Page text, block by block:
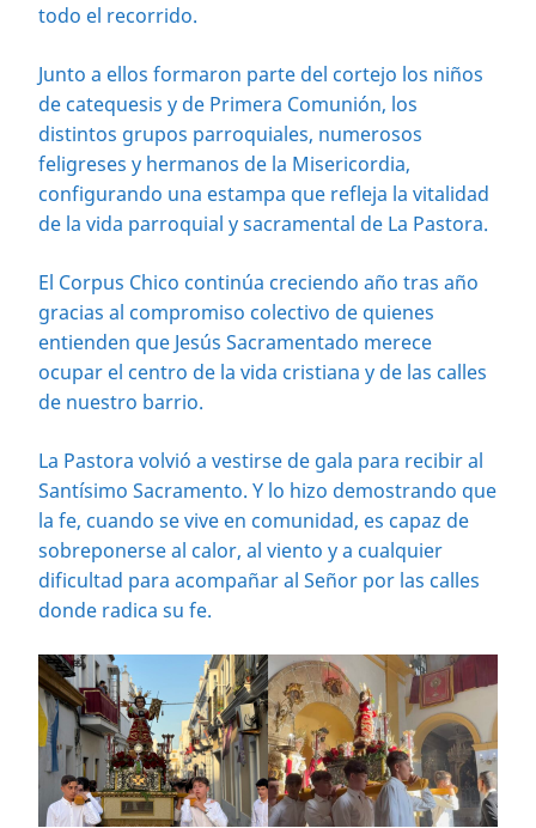
todo el recorrido.
Junto a ellos formaron parte del cortejo los niños
de catequesis y de Primera Comunión, los
distintos grupos parroquiales, numerosos
feligreses y hermanos de la Misericordia,
configurando una estampa que refleja la vitalidad
de la vida parroquial y sacramental de La Pastora.
El Corpus Chico continúa creciendo año tras año
gracias al compromiso colectivo de quienes
entienden que Jesús Sacramentado merece
ocupar el centro de la vida cristiana y de las calles
de nuestro barrio.
La Pastora volvió a vestirse de gala para recibir al
Santísimo Sacramento. Y lo hizo demostrando que
la fe, cuando se vive en comunidad, es capaz de
sobreponerse al calor, al viento y a cualquier
dificultad para acompañar al Señor por las calles
donde radica su fe.